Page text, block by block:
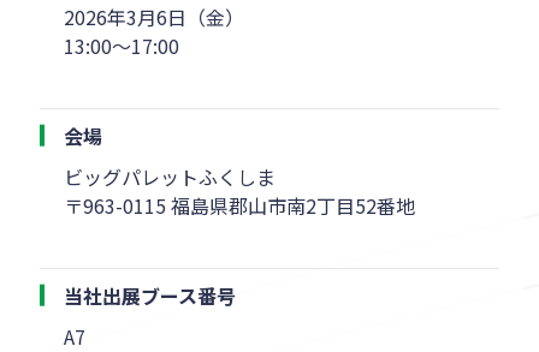
2026年3月6日（金）
13:00～17:00
会場
ビッグパレットふくしま
〒963-0115 福島県郡山市南2丁目52番地
当社出展ブース番号
A7